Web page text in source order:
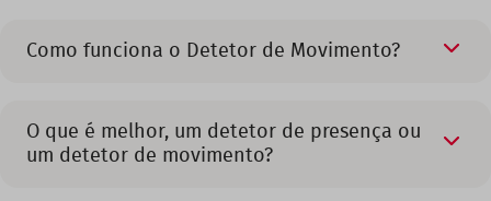
Como funciona o Detetor de Movimento?
O que é melhor, um detetor de presença ou
um detetor de movimento?